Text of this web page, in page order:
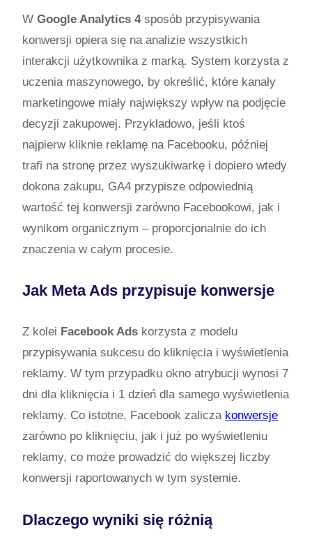
W Google Analytics 4sposób przypisywania
konwersji opiera się na analizie wszystkich
interakcji użytkownika z marką. System korzysta z
uczenia maszynowego, by określić, które kanały
marketingowe miały największy wpływ na podjęcie
decyzji zakupowej. Przykładowo, jeśli ktoś
najpierw kliknie reklamę na Facebooku, później
trafi na stronę przez wyszukiwarkę i dopiero wtedy
dokona zakupu, GA4 przypisze odpowiednią
wartość tej konwersji zarówno Facebookowi, jak i
wynikom organicznym – proporcjonalnie do ich
znaczenia w całym procesie.
Jak Meta Ads przypisuje konwersje
Z kolei Facebook Ads korzysta z modelu
przypisywania sukcesu do kliknięcia i wyświetlenia
reklamy. W tym przypadku okno atrybucji wynosi 7
dni dla kliknięcia i 1 dzień dla samego wyświetlenia
reklamy. Co istotne, Facebook zalicza konwersje
zarówno po kliknięciu, jak i już po wyświetleniu
reklamy, co może prowadzić do większej liczby
konwersji raportowanych w tym systemie.
Dlaczego wyniki się różnią